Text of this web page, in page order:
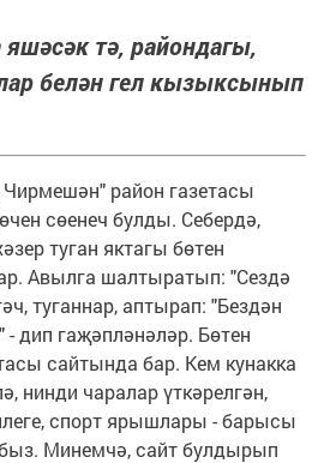
яшәсәк тә, райондагы,
белән гел кызыксынып
район газетасы
сөенеч булды. Себердә,
туган яктагы бөтен
Авылга шалтыратып: "Сездә
туганнар, аптырап: "Бездән
- дип гаҗәпләнәләр. Бөтен
сайтында бар. Кем кунакка
нинди чаралар үткәрелгән,
спорт ярышлары - барысы
Минемчә, сайт булдырып